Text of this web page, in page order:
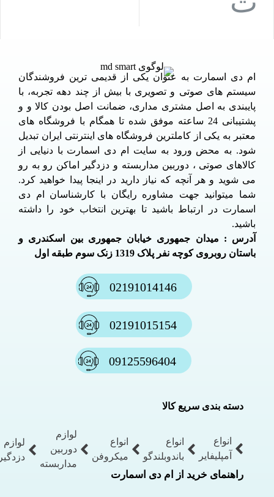
ام دی اسمارت به عنوان یکی از قدیمی ترین فروشندگان
سیستم های صوتی و تصویری با بیش از چند دهه تجربه، با
پایبندی به اصل مشتری مداری، ضمانت اصل بودن کالا و و
پشتیبانی 24 ساعته موفق شده تا همگام با فروشگاه های
معتبر به یکی از کاملترین فروشگاه های اینترنتی ایران تبدیل
شود. به محض ورود به سایت ام دی اسمارت با دنیایی از
کالاهای صوتی ، دوربین مداربسته و دزدگیر اماکن رو به رو
می شوید و هر آنچه که نیاز دارید در اینجا پیدا خواهید کرد.
شما میتوانید جهت مشاوره رایگان با کارشناسان ام دی
اسمارت در ارتباط باشید تا بهترین انتخاب خود را داشته
باشید.
آدرس : میدان جمهوری خیابان جمهوری بین اسکندری و
باستان روبروی کوچه نفر پلاک 1319 زنک سوم طبقه اول
02191014146
02191015154
09125596404
دسته بندی سریع کالا
انواع
آمپلیفایر
انواع
باندوبلندگو
انواع
میکروفن
لوازم
دوربین
مداربسته
لوازم
دزدگیر
راهنمای خرید از ام دی اسمارت